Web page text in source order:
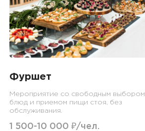
Фуршет
Мероприятие со свободным выбором
блюд и приемом пищи стоя, без
обслуживания.
1 500-10 000 ₽/чел.